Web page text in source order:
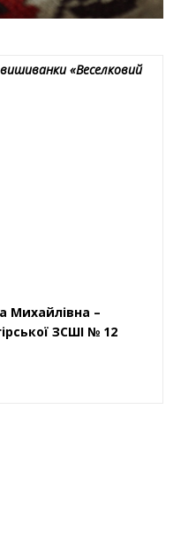
«Веселковий
Михайлівна –
ЗСШІ № 12